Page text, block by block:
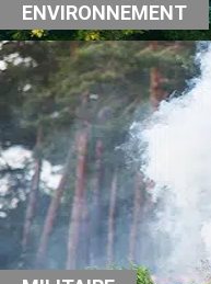
ENVIRONNEMENT